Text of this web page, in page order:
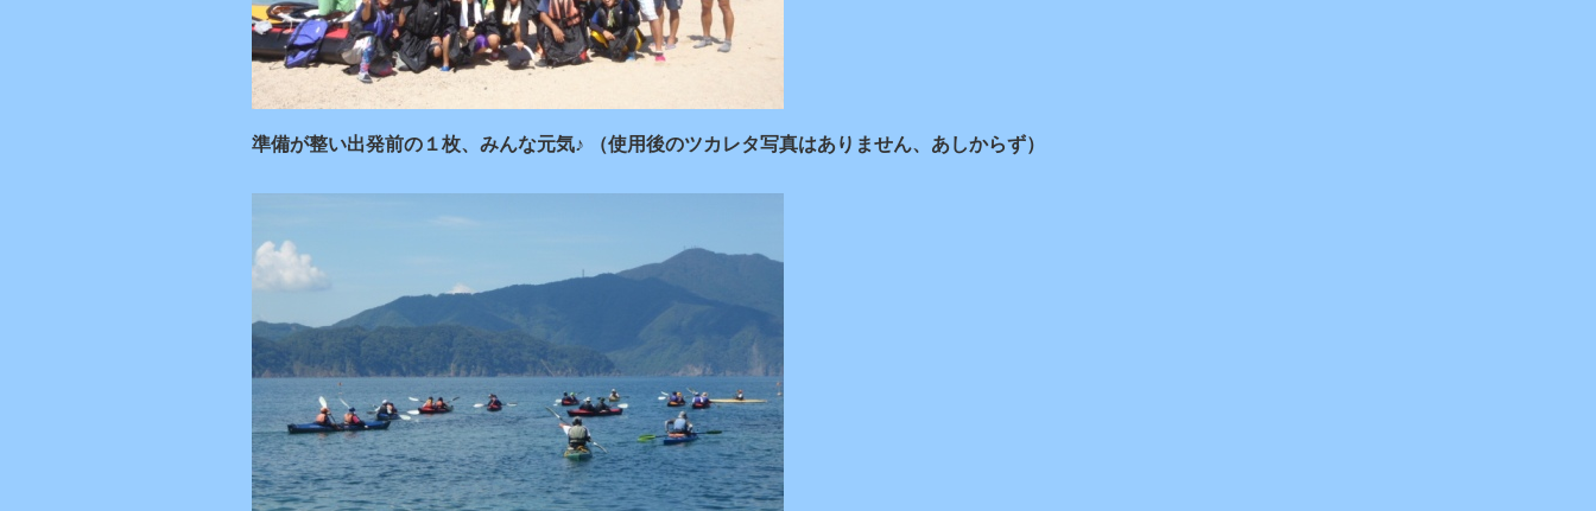
準備が整い出発前の１枚、みんな元気♪ （使用後のツカレタ写真はありません、あしからず）